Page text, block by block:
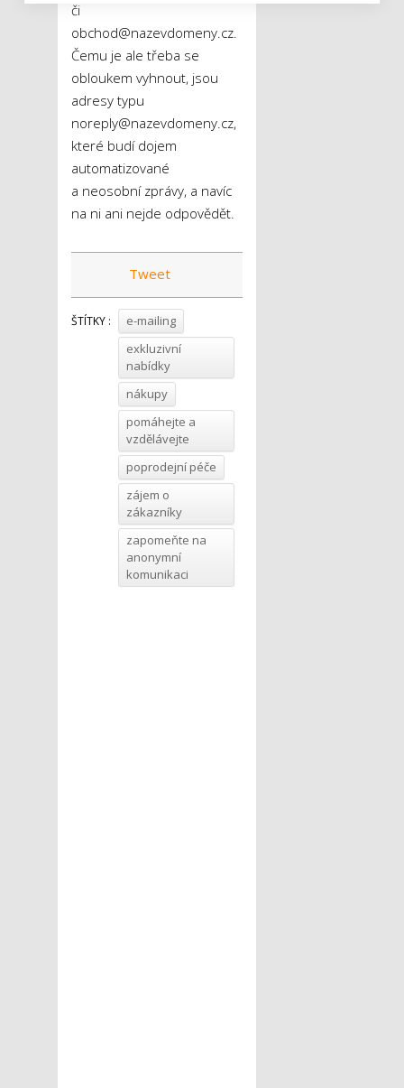
či
obchod@nazevdomeny.cz.
Čemu je ale třeba se
obloukem vyhnout, jsou
adresy typu
noreply@nazevdomeny.cz,
které budí dojem
automatizované
a neosobní zprávy, a navíc
na ni ani nejde odpovědět.
Tweet
ŠTÍTKY :
e-mailing
exkluzivní
nabídky
nákupy
pomáhejte a
vzdělávejte
poprodejní péče
zájem o
zákazníky
zapomeňte na
anonymní
komunikaci